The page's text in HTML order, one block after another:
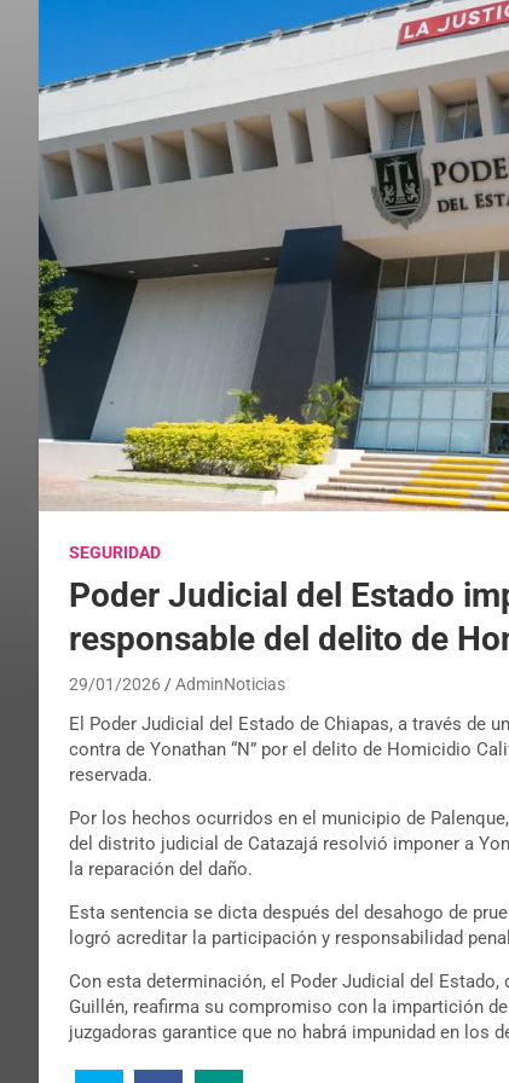
SEGURIDAD
Poder Judicial del Estado
responsable del delito de
29/01/2026 AdminNoticias
El Poder Judicial del Estado de Chiapas, a través de
contra de Yonathan “N” por el delito de Homicidio
reservada.
Por los hechos ocurridos en el municipio de
del distrito judicial de Catazajá resolvió imponer a
la reparación del daño.
Esta sentencia se dicta después del desahogo de
logró acreditar la participación y responsabilidad
Con esta determinación, el Poder Judicial del
Guillén, reafirma su compromiso con la impartición
juzgadoras garantice que no habrá impunidad en los